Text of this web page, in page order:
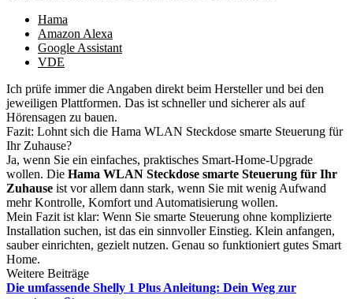
Hama
Amazon Alexa
Google Assistant
VDE
Ich prüfe immer die Angaben direkt beim Hersteller und bei den
jeweiligen Plattformen. Das ist schneller und sicherer als auf
Hörensagen zu bauen.
Fazit: Lohnt sich die Hama WLAN Steckdose smarte Steuerung für
Ihr Zuhause?
Ja, wenn Sie ein einfaches, praktisches Smart-Home-Upgrade
wollen. Die Hama WLAN Steckdose smarte Steuerung für Ihr
Zuhause ist vor allem dann stark, wenn Sie mit wenig Aufwand
mehr Kontrolle, Komfort und Automatisierung wollen.
Mein Fazit ist klar: Wenn Sie smarte Steuerung ohne komplizierte
Installation suchen, ist das ein sinnvoller Einstieg. Klein anfangen,
sauber einrichten, gezielt nutzen. Genau so funktioniert gutes Smart
Home.
Weitere Beiträge
Die umfassende Shelly 1 Plus Anleitung: Dein Weg zur